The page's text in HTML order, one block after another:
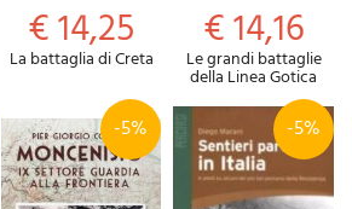
€ 14,25
La battaglia di Creta
€ 14,16
Le grandi battaglie
della Linea Gotica
-5% -5%